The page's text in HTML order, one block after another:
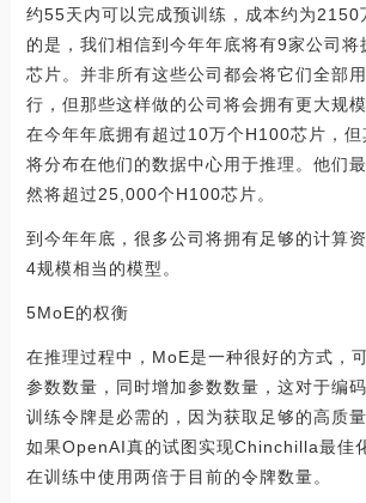
约55天内可以完成预训练，成本约为2150
的是，我们相信到今年年底将有9家公司
芯片。并非所有这些公司都会将它们全部
行，但那些这样做的公司将会拥有更大规
在今年年底拥有超过10万个H100芯片，
将分布在他们的数据中心用于推理。他们
然将超过25,000个H100芯片。
到今年年底，很多公司将拥有足够的计算
4规模相当的模型。
5MoE的权衡
在推理过程中，MoE是一种很好的方式，
参数数量，同时增加参数数量，这对于编
训练令牌是必需的，因为获取足够的高质量
如果OpenAI真的试图实现Chinchilla最佳
在训练中使用两倍于目前的令牌数量。